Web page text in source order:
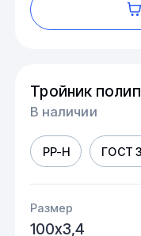
Тройник
В наличии
PP-H ГОСТ
Размер
100х3,4